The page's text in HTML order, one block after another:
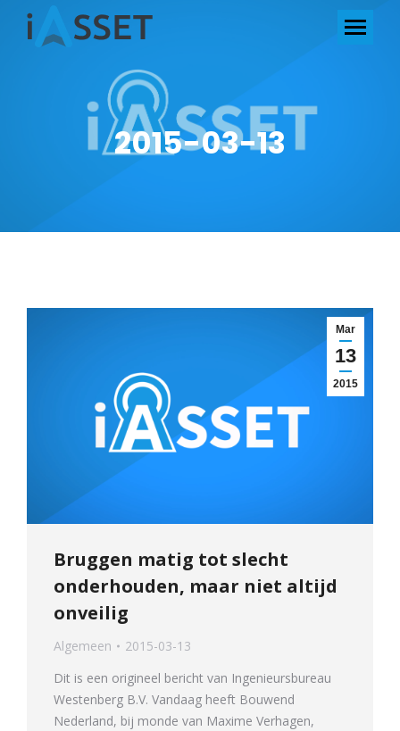
2015-03-13
Mar
13
2015
Bruggen matig tot slecht
onderhouden, maar niet altijd
onveilig
Algemeen
2015-03-13
Dit is een origineel bericht van Ingenieursbureau
Westenberg B.V. Vandaag heeft Bouwend
Nederland, bij monde van Maxime Verhagen,